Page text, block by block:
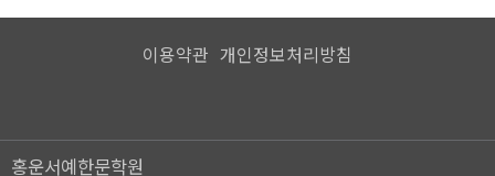
이용약관 개인정보처리방침
홍운서예한문학원